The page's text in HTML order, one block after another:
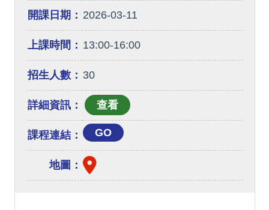
開課日期： 2026-03-11
上課時間： 13:00-16:00
招生人數： 30
詳細資訊：
課程連結： GO
地圖：